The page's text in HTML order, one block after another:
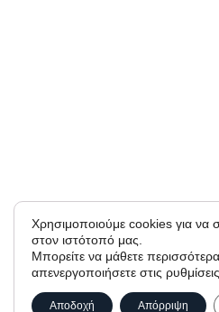
Χρησιμοποιούμε cookies για να
στον ιστότοπό μας.
Μπορείτε να μάθετε
απενεργοποιήσετε στις ρυθμίσεις.
Αποδοχή Απόρριψη